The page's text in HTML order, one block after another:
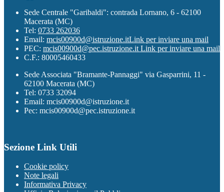
Sede Centrale "Garibaldi": contrada Lornano, 6 - 62100
Macerata (MC)
Tel: 0733 262036
Email: mcis00900d@istruzione.itLink per inviare una mail
PEC: mcis00900d@pec.istruzione.it Link per inviare una mail
C.F.: 80005460433
Sede Associata "Bramante-Pannaggi" via Gasparrini, 11 -
62100 Macerata (MC)
Tel: 0733 32094
Email: mcis00900d@istruzione.it
Pec: mcis00900d@pec.istruzione.it
Sezione Link Utili
Cookie policy
Note legali
Informativa Privacy